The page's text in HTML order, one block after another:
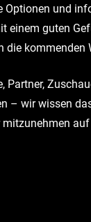
Optionen und
einem guten
die kommenden
Partner,
– wir wissen